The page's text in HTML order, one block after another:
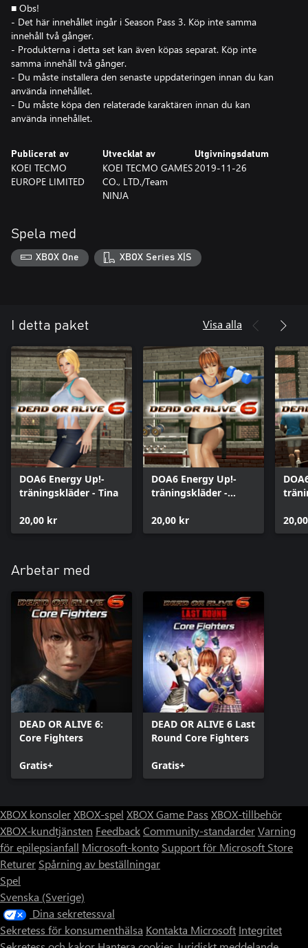
■ Obs!
- Det här innehållet ingår i Season Pass 3. Köp inte samma
innehåll två gånger.
- Produkterna i detta set kan även köpas separat. Köp inte
samma innehåll två gånger.
- Du måste installera den senaste uppdateringen innan du kan
använda innehållet.
- Du måste köpa den relaterade karaktären innan du kan
använda innehållet.
Publicerat av
KOEI TECMO
EUROPE LIMITED
Utvecklat av
KOEI TECMO GAMES
CO., LTD./Team
NINJA
Utgivningsdatum
2019-11-26
Spela med
XBOX One XBOX Series X|S
I detta paket Visa alla
DOA6 Energy Up!-
träningskläder - Tina
20,00 kr
DOA6 Energy Up!-
träningskläder -
20,00 kr
Arbetar med
DEAD OR ALIVE 6:
Core Fighters
Gratis+
DEAD OR ALIVE 6 Last
Round Core Fighters
Gratis+
XBOX konsolerXBOX-spel XBOX Game Pass XBOX-tillbehör
XBOX-kundtjänsten FeedbackCommunity-standarderVarning
för epilepsianfall Microsoft-konto Support för Microsoft Store
Returer Spårning av beställningar
Spel
Svenska (Sverige)
Dina sekretessval
Sekretess för konsumenthälsa Kontakta Microsoft Integritet